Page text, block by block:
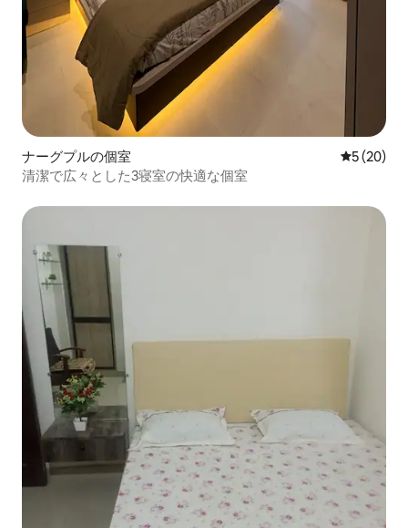
ナーグプルの個室 レビュー
5 (20)
清潔で広々とした3寝室の快適な個室